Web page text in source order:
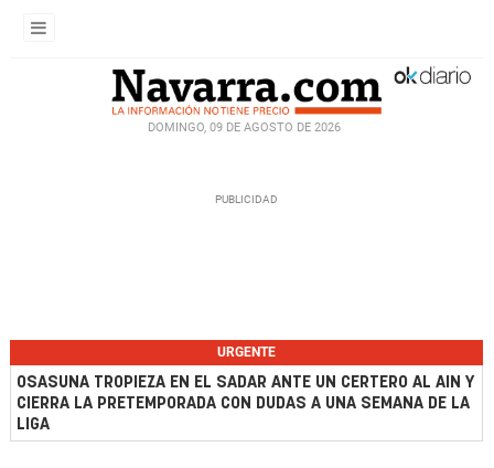
DOMINGO, 09 DE AGOSTO DE 2026
URGENTE
OSASUNA TROPIEZA EN EL SADAR ANTE UN CERTERO AL AIN Y
CIERRA LA PRETEMPORADA CON DUDAS A UNA SEMANA DE LA
LIGA